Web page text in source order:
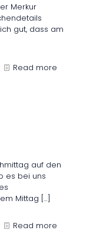
Merkur
gut, dass am
Read more
auf den
es bei uns
Mittag […]
Read more